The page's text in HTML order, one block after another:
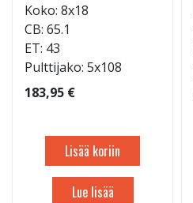
Koko: 8x18
CB: 65.1
ET: 43
Pulttijako: 5x108
183,95 €
Lisää koriin
Lue lisää